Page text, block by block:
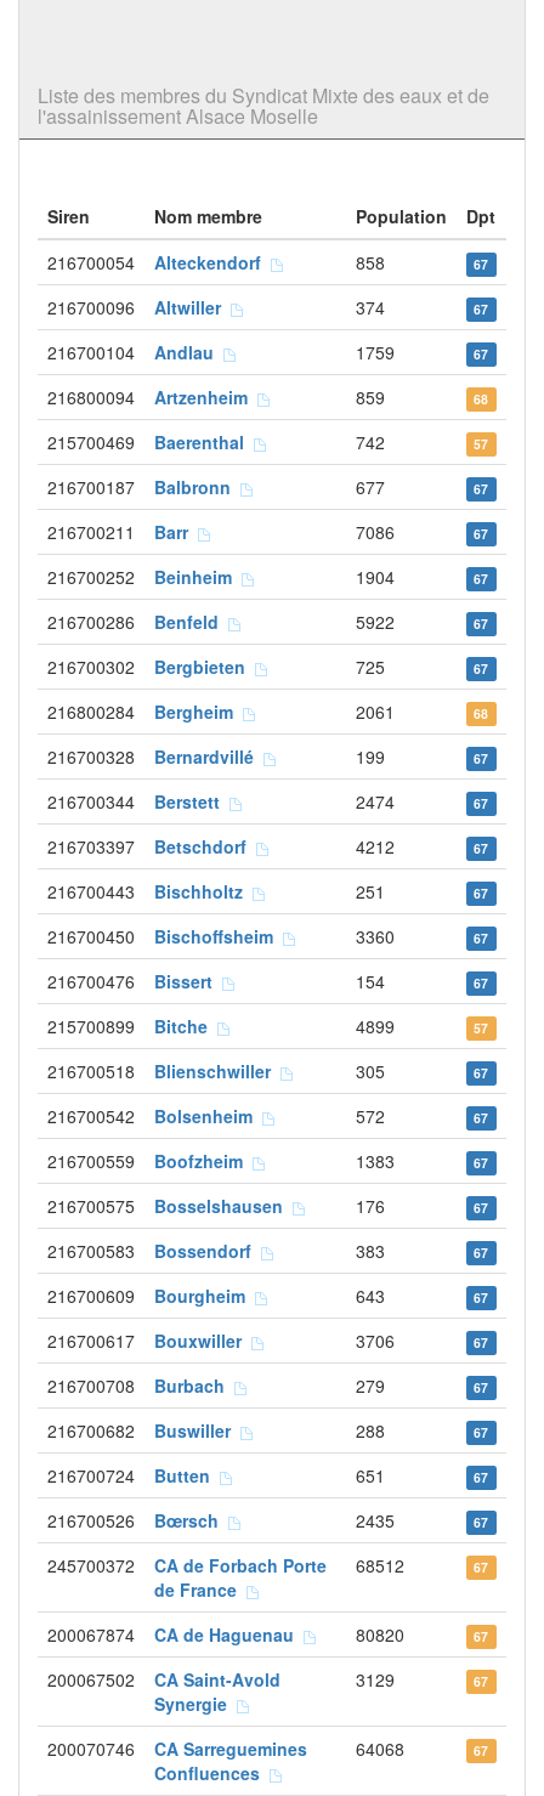
Liste des membres du Syndicat Mixte des eaux et de
l'assainissement Alsace Moselle
Siren Nom membre Population
Dpt
216700054
Alteckendorf 858 67
216700096 Altwiller 374 67
216700104 Andlau 1759 67
216800094 Artzenheim 859 68
215700469 Baerenthal 742 57
216700187 Balbronn 677 67
216700211 Barr 7086 67
216700252 Beinheim 1904 67
216700286 Benfeld 5922 67
216700302 Bergbieten 725 67
216800284 Bergheim 2061 68
216700328 Bernardvillé 199 67
216700344 Berstett 2474 67
216703397 Betschdorf 4212 67
216700443 Bischholtz 251 67
216700450 Bischoffsheim 3360 67
216700476 Bissert 154 67
215700899 Bitche 4899 57
216700518 Blienschwiller 305 67
216700542 Bolsenheim 572 67
216700559 Boofzheim 1383 67
216700575 Bosselshausen 176 67
216700583 Bossendorf 383 67
216700609 Bourgheim 643 67
216700617 Bouxwiller 3706 67
216700708 Burbach 279 67
216700682 Buswiller 288 67
216700724 Butten 651 67
216700526 Bœrsch 2435 67
245700372
CA de Forbach Porte
de France
68512 67
200067874 CA de Haguenau 80820 67
200067502
CA Saint-Avold
Synergie
3129 67
200070746
CA Sarreguemines
Confluences
64068 67